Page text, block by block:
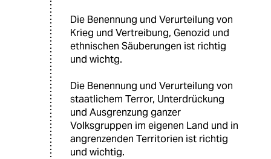
Die Benennung und Verurteilung von
Krieg und Vertreibung, Genozid und
ethnischen Säuberungen ist richtig
und wichtg.
Die Benennung und Verurteilung von
staatlichem Terror, Unterdrückung
und Ausgrenzung ganzer
Volksgruppen im eigenen Land und in
angrenzenden Territorien ist richtig
und wichtig.